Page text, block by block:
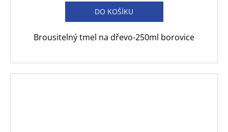
DO KOŠÍKU
Brousitelný tmel na dřevo-250ml borovice